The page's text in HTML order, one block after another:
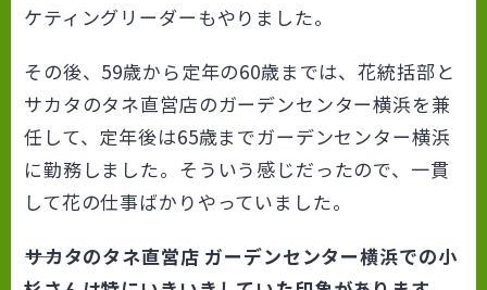
ケティングリーダーもやりました。
その後、59歳から定年の60歳までは、花統括部と
サカタのタネ直営店のガーデンセンター横浜を兼
任して、定年後は65歳までガーデンセンター横浜
に勤務しました。そういう感じだったので、一貫
して花の仕事ばかりやっていました。
――サカタのタネ直営店 ガーデンセンター横浜での小